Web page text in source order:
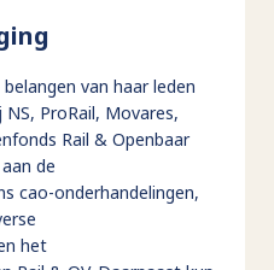
van haar leden
ProRail, Movares,
Rail & Openbaar
de
cao-onderhandelingen,
het